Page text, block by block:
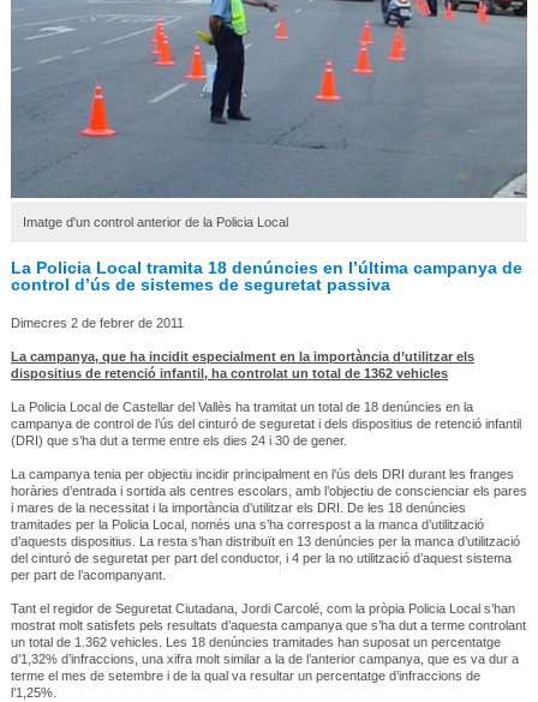
Imatge d'un control anterior de la Policia Local
La Policia Local tramita 18 denúncies en l’última campanya de
control d’ús de sistemes de seguretat passiva
Dimecres 2 de febrer de 2011
La campanya, que ha incidit especialment en la importància d’utilitzar els
dispositius de retenció infantil, ha controlat un total de 1362 vehicles
La Policia Local de Castellar del Vallès ha tramitat un total de 18 denúncies en la
campanya de control de l’ús del cinturó de seguretat i dels dispositius de retenció infantil
(DRI) que s’ha dut a terme entre els dies 24 i 30 de gener.
La campanya tenia per objectiu incidir principalment en l’ús dels DRI durant les franges
horàries d’entrada i sortida als centres escolars, amb l’objectiu de conscienciar els pares
i mares de la necessitat i la importància d’utilitzar els DRI. De les 18 denúncies
tramitades per la Policia Local, només una s’ha correspost a la manca d’utilització
d’aquests dispositius. La resta s’han distribuït en 13 denúncies per la manca d’utilització
del cinturó de seguretat per part del conductor, i 4 per la no utilització d’aquest sistema
per part de l’acompanyant.
Tant el regidor de Seguretat Ciutadana, Jordi Carcolé, com la pròpia Policia Local s’han
mostrat molt satisfets pels resultats d’aquesta campanya que s’ha dut a terme controlant
un total de 1.362 vehicles. Les 18 denúncies tramitades han suposat un percentatge
d’1,32% d’infraccions, una xifra molt similar a la de l’anterior campanya, que es va dur a
terme el mes de setembre i de la qual va resultar un percentatge d’infraccions de
l’1,25%.